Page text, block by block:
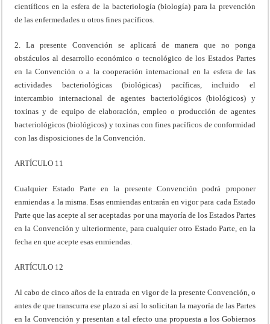
científicos en la esfera de la bacteriología (biología) para la prevención
de las enfermedades u otros fines pacíficos.
2. La presente Convención se aplicará de manera que no ponga
obstáculos al desarrollo económico o tecnológico de los Estados Partes
en la Convención o a la cooperación internacional en la esfera de las
actividades bacteriológicas (biológicas) pacíficas, incluido el
intercambio internacional de agentes bacteriológicos (biológicos) y
toxinas y de equipo de elaboración, empleo o producción de agentes
bacteriológicos (biológicos) y toxinas con fines pacíficos de conformidad
con las disposiciones de la Convención.
ARTÍCULO 11
Cualquier Estado Parte en la presente Convención podrá proponer
enmiendas a la misma. Esas enmiendas entrarán en vigor para cada Estado
Parte que las acepte al ser aceptadas por una mayoría de los Estados Partes
en la Convención y ulteriormente, para cualquier otro Estado Parte, en la
fecha en que acepte esas enmiendas.
ARTÍCULO 12
Al cabo de cinco años de la entrada en vigor de la presente Convención, o
antes de que transcurra ese plazo si así lo solicitan la mayoría de las Partes
en la Convención y presentan a tal efecto una propuesta a los Gobiernos